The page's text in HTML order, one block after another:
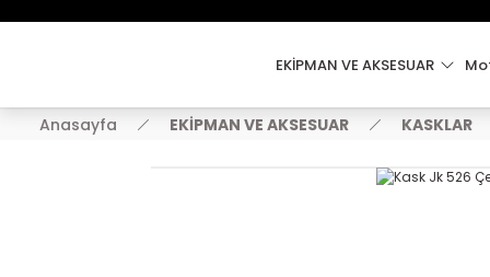
EKİPMAN VE AKSESUAR
Anasayfa EKİPMAN VE AKSESUAR KASKLAR